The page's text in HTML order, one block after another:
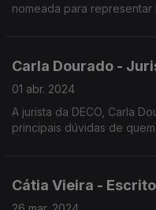
nomeada para representar
Carla Dourado -
01 abr. 2024
A jurista da DECO, Carla
principais dúvidas de
Cátia Vieira -